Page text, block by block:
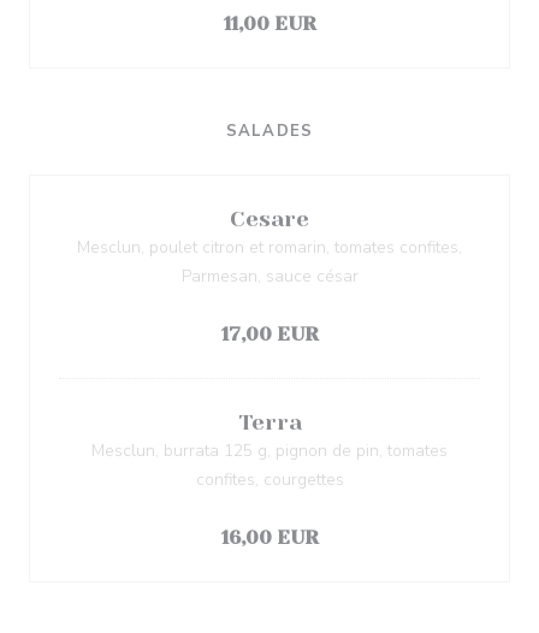
11,00 EUR
SALADES
Cesare
Mesclun, poulet citron et romarin, tomates confites,
Parmesan, sauce césar
17,00 EUR
Terra
Mesclun, burrata 125 g, pignon de pin, tomates
confites, courgettes
16,00 EUR